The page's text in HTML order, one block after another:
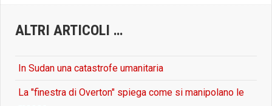
ALTRI ARTICOLI …
In Sudan una catastrofe umanitaria
La "finestra di Overton" spiega come si manipolano le